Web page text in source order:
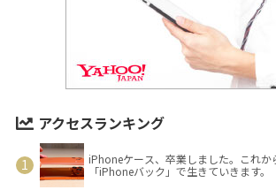
アクセスランキング
iPhoneケース、卒業しました。これか
「iPhoneバック」で生きていきます。